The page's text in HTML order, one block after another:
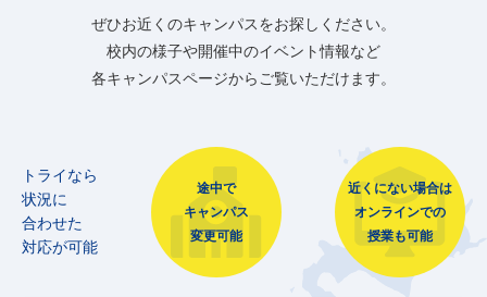
ぜひお近くのキャンパスをお探しください。
校内の様子や開催中のイベント情報など
各キャンパスページからご覧いただけます。
トライなら
状況に
合わせた
対応が可能
途中で
キャンパス
変更可能
近くにない場合は
オンラインでの
授業も可能